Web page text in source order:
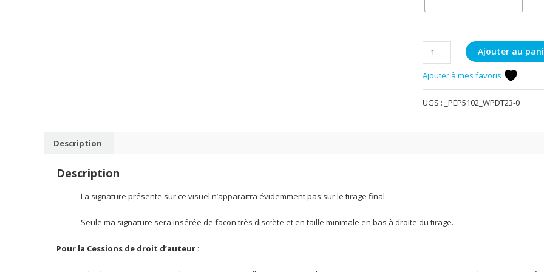
quantité
de
Les
zones
de
à
Ajouter au
Ajouter à mes favoris
UGS : _PEP5102_WPDT23-0
Description
Description
La signature présente sur ce visuel n’apparaitra évidemment pas sur le tirage final.
Seule ma signature sera insérée de facon très discrète et en taille minimale en bas à droite du tirage.
Pour la Cessions de droit d’auteur :